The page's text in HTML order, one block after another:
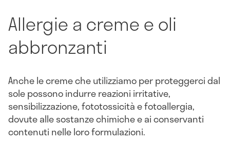
Allergie a creme e oli
abbronzanti
Anche le creme che utilizziamo per proteggerci dal
sole possono indurre reazioni irritative,
sensibilizzazione, fototossicità e fotoallergia,
dovute alle sostanze chimiche e ai conservanti
contenuti nelle loro formulazioni.